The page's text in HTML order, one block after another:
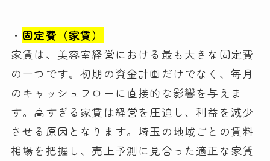
・ 固定費（家賃）
家賃は、美容室経営における最も大きな固定費
の一つです。初期の資金計画だけでなく、毎月
のキャッシュフローに直接的な影響を与えま
す。高すぎる家賃は経営を圧迫し、利益を減少
させる原因となります。埼玉の地域ごとの賃料
相場を把握し、売上予測に見合った適正な家賃